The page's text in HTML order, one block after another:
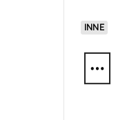
INNE